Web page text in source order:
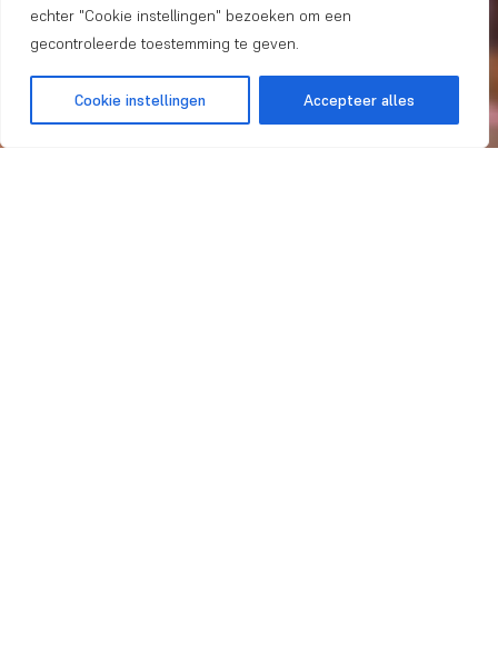
echter "Cookie instellingen" bezoeken om een ​​
gecontroleerde toestemming te geven.
Cookie instellingen Accepteer alles